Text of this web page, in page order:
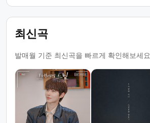
최신곡
발매월 기준 최신곡을 빠르게 확인해보세요.